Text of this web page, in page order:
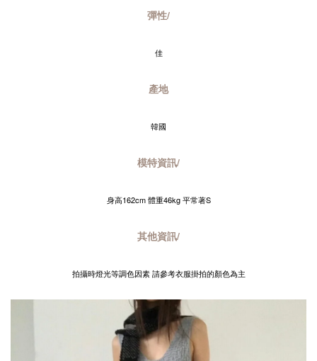
彈性/
佳
產地
韓國
模特資訊/
身高162cm 體重46kg 平常著S
其他資訊/
拍攝時燈光等調色因素 請參考衣服掛拍的顏色為主